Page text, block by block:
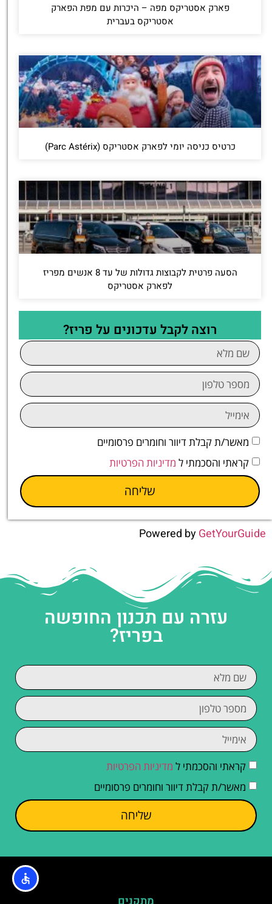
פארק אסטריקס מפה – היכרות עם מפת הפארק
אסטריקס בעברית
כרטיס כניסה יומי לפארק אסטריקס (Parc Astérix)
הסעה פרטית לקבוצות גדולות של עד 8 אנשים מפריז
לפארק אסטריקס
רוצה לקבל עדכונים על פריז?
מאשר/ת קבלת דיוור וחומרים פרסומיים
קראתי והסכמתי ל מדיניות הפרטיות
שליחה
Powered byGetYourGuide
עזרה עם תכנון החופשה
בפריז?
קראתי והסכמתי ל מדיניות הפרטיות
מאשר/ת קבלת דיוור וחומרים פרסומיים
שליחה